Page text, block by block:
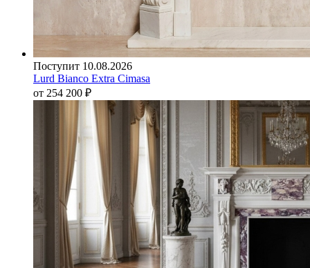
Поступит 10.08.2026
Lurd Bianco Extra Cimasa
от 254 200 ₽